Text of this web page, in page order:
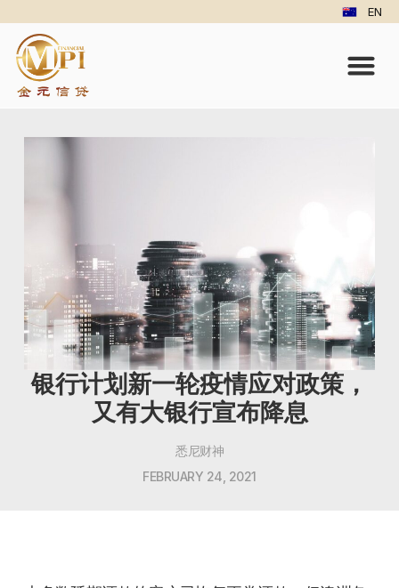
EN
银行计划新一轮疫情应对政策，
又有大银行宣布降息
悉尼财神
FEBRUARY 24, 2021